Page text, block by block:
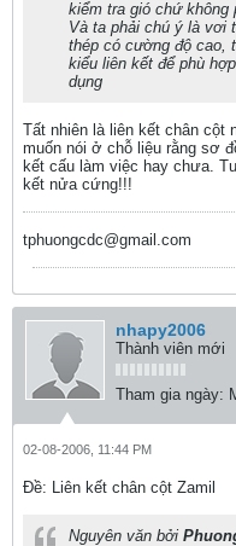
kiểm tra gió chứ không
Và ta phải chú ý là vơi
thép có cường độ cao,
kiểu liên kết để phù
dụng
Tất nhiên là liên kết chân cột
muốn nói ở chỗ liệu rằng sơ
kết cấu làm việc hay chưa.
kết nửa cứng!!!
tphuongcdc@gmail.com
nhapy2006
Thành viên mới
Tham gia ngày:
02-08-2006, 11:44 PM
Ðề: Liên kết chân cột Zamil
Nguyên văn bởi